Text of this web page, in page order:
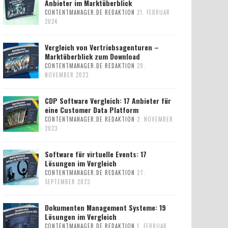
Anbieter im Marktüberblick
CONTENTMANAGER.DE REDAKTION 21. FEBRUAR
2024
Vergleich von Vertriebsagenturen –
Marktüberblick zum Download
CONTENTMANAGER.DE REDAKTION 29.
NOVEMBER 2023
CDP Software Vergleich: 17 Anbieter für
eine Customer Data Platform
CONTENTMANAGER.DE REDAKTION 2. NOVEMBER
2023
Software für virtuelle Events: 17
Lösungen im Vergleich
CONTENTMANAGER.DE REDAKTION 27.
SEPTEMBER 2023
Dokumenten Management Systeme: 19
Lösungen im Vergleich
CONTENTMANAGER.DE REDAKTION 1. FEBRUAR